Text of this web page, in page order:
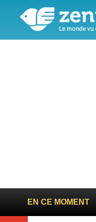
EN CE MOMENT
Allons-y ! Let’s go ! »